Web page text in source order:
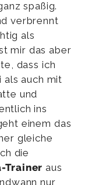
spaßig.
verbrennt
als
mir das aber
dass ich
als auch mit
und
ins
einem das
gleiche
die
Trainer aus
nur